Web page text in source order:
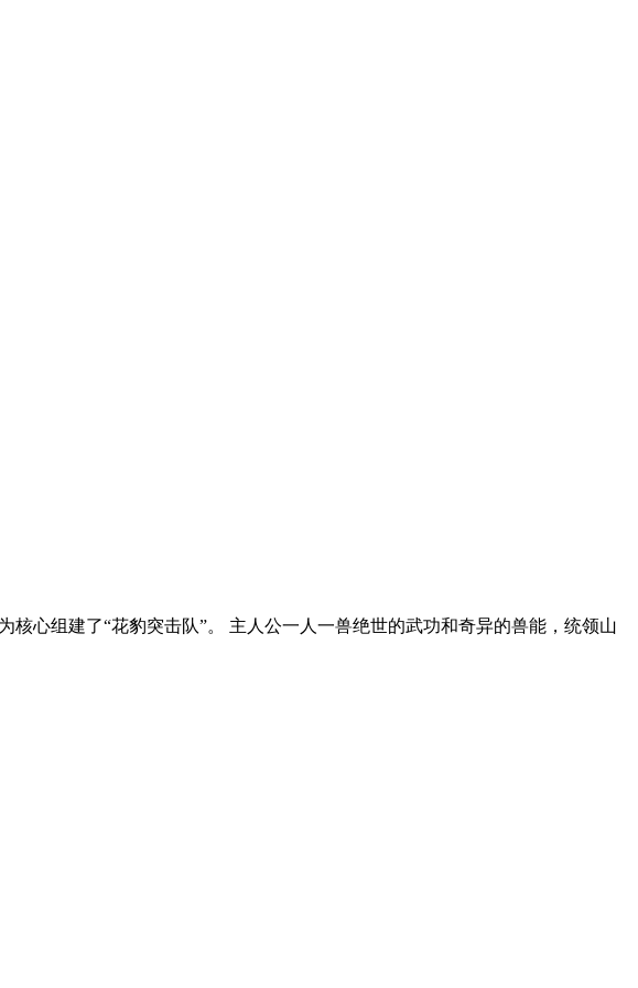
心组建了“花豹突击队”。 主人公一人一兽绝世的武功和奇异的兽能，统领山